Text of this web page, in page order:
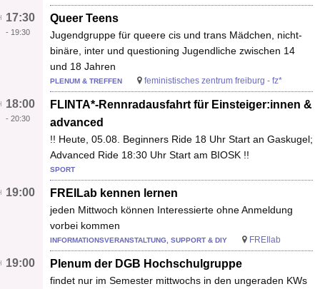
Queer Teens
Jugendgruppe für queere cis und trans Mädchen, nicht-
binäre, inter und questioning Jugendliche zwischen 14
und 18 Jahren
17:30
- 19:30
PLENUM & TREFFEN feministisches zentrum freiburg - fz*
FLINTA*-Rennradausfahrt für Einsteiger:innen &
advanced
!! Heute, 05.08. Beginners Ride 18 Uhr Start an Gaskugel;
Advanced Ride 18:30 Uhr Start am BIOSK !!
18:00
- 20:30
SPORT
FREILab kennen lernen
jeden Mittwoch können Interessierte ohne Anmeldung
vorbei kommen
19:00
INFORMATIONSVERANSTALTUNG, SUPPORT & DIY FREIlab
Plenum der DGB Hochschulgruppe
findet nur im Semester mittwochs in den ungeraden KWs
19:00